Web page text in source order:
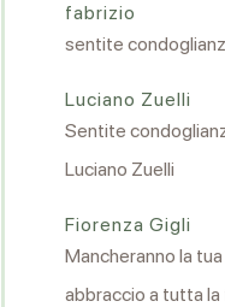
fabrizio
sentite
Luciano Zuelli
Sentite
Luciano Zuelli
Fiorenza Gigli
Mancheranno la
abbraccio a tutta la